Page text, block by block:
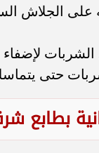
على الجلاش
الشربات
حتى
بطابع